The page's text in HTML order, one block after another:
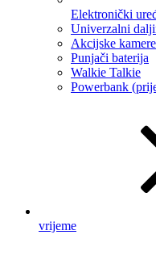
Elektronički
Univerzalni
Akcijske kamere
Punjači baterija
Walkie Talkie
Powerbank
vrijeme